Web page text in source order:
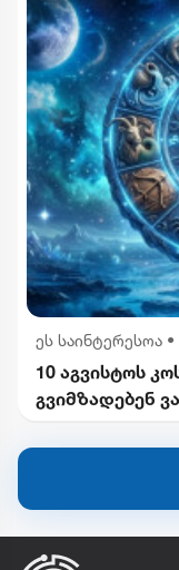
ეს საინტერესოა •
10 აგვისტოს
გვიმზადებენ